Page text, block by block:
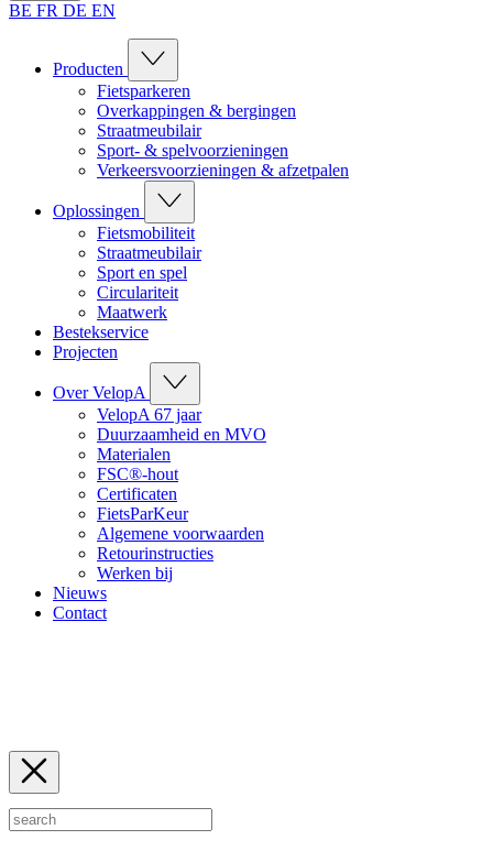
BE FR DE EN
Producten
Fietsparkeren
Overkappingen & bergingen
Straatmeubilair
Sport- & spelvoorzieningen
Verkeersvoorzieningen & afzetpalen
Oplossingen
Fietsmobiliteit
Straatmeubilair
Sport en spel
Circulariteit
Maatwerk
Bestekservice
Projecten
Over VelopA
VelopA 67 jaar
Duurzaamheid en MVO
Materialen
FSC®-hout
Certificaten
FietsParKeur
Algemene voorwaarden
Retourinstructies
Werken bij
Nieuws
Contact